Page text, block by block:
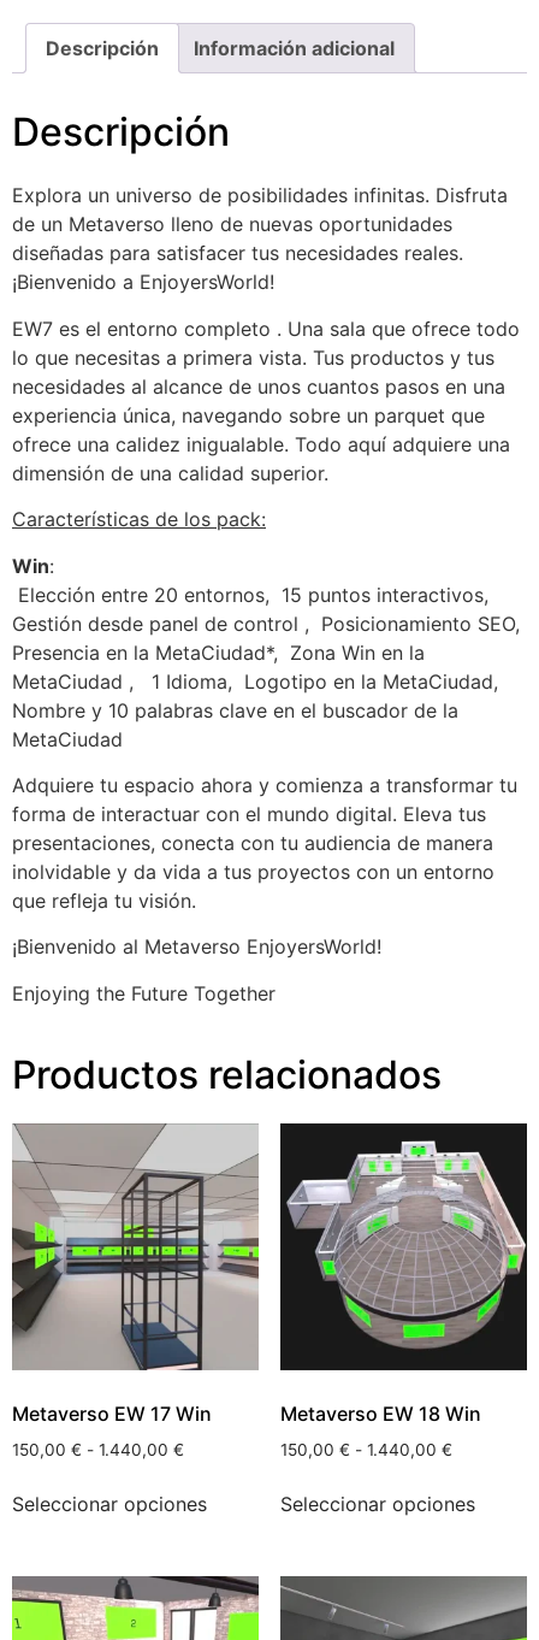
Descripción Información adicional
Descripción
Explora un universo de posibilidades infinitas. Disfruta
de un Metaverso lleno de nuevas oportunidades
diseñadas para satisfacer tus necesidades reales.
¡Bienvenido a EnjoyersWorld!
EW7 es el entorno completo . Una sala que ofrece todo
lo que necesitas a primera vista. Tus productos y tus
necesidades al alcance de unos cuantos pasos en una
experiencia única, navegando sobre un parquet que
ofrece una calidez inigualable. Todo aquí adquiere una
dimensión de una calidad superior.
Características de los pack:
Win:
Elección entre 20 entornos, 15 puntos interactivos,
Gestión desde panel de control , Posicionamiento SEO,
Presencia en la MetaCiudad*, Zona Win en la
MetaCiudad ,
1 Idioma, Logotipo en la MetaCiudad,
Nombre y 10 palabras clave en el buscador de la
MetaCiudad
Adquiere tu espacio ahora y comienza a transformar tu
forma de interactuar con el mundo digital. Eleva tus
presentaciones, conecta con tu audiencia de manera
inolvidable y da vida a tus proyectos con un entorno
que refleja tu visión.
¡Bienvenido al Metaverso EnjoyersWorld!
Enjoying the Future Together
Productos relacionados
Metaverso EW 17 Win
150,00 € - 1.440,00 €
Seleccionar opciones
Metaverso EW 18 Win
150,00 € - 1.440,00 €
Seleccionar opciones